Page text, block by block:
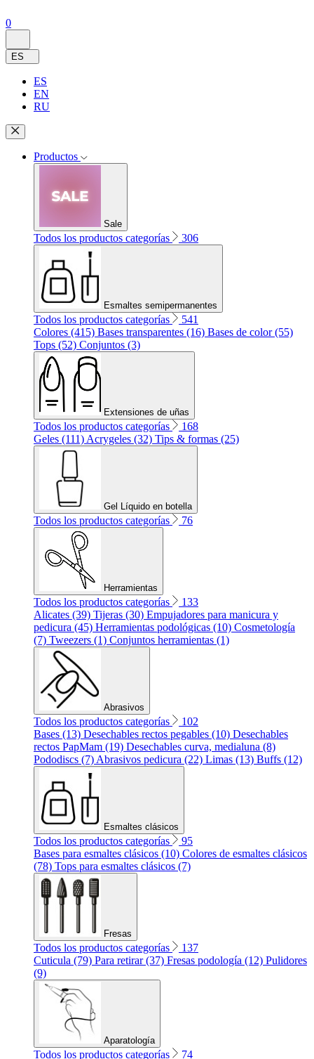
0
ES
ES
EN
RU
Productos
Sale
Todos los productos categorías 306
Esmaltes semipermanentes
Todos los productos categorías
541
Colores (415) Bases transparentes (16) Bases de color (55)
Tops (52) Conjuntos (3)
Extensiones de uñas
Todos los productos categorías
168
Geles (111) Acrygeles (32) Tips & formas (25)
Gel Líquido en botella
Todos los productos categorías 76
Herramientas
Todos los productos categorías
133
Alicates (39) Tijeras (30) Empujadores para manicura y
pedicura (45) Herramientas podológicas (10) Cosmetología
(7) Tweezers (1) Conjuntos herramientas (1)
Abrasivos
Todos los productos categorías
102
Bases (13) Desechables rectos pegables (10) Desechables
rectos PapMam (19) Desechables curva, medialuna (8)
Pododiscs (7) Abrasivos pedicura (22) Limas (13) Buffs (12)
Esmaltes clásicos
Todos los productos categorías
95
Bases para esmaltes clásicos (10) Colores de esmaltes clásicos
(78) Tops para esmaltes clásicos (7)
Fresas
Todos los productos categorías
137
Cuticula (79) Para retirar (37) Fresas podología (12) Pulidores
(9)
Aparatología
Todos los productos categorías 74